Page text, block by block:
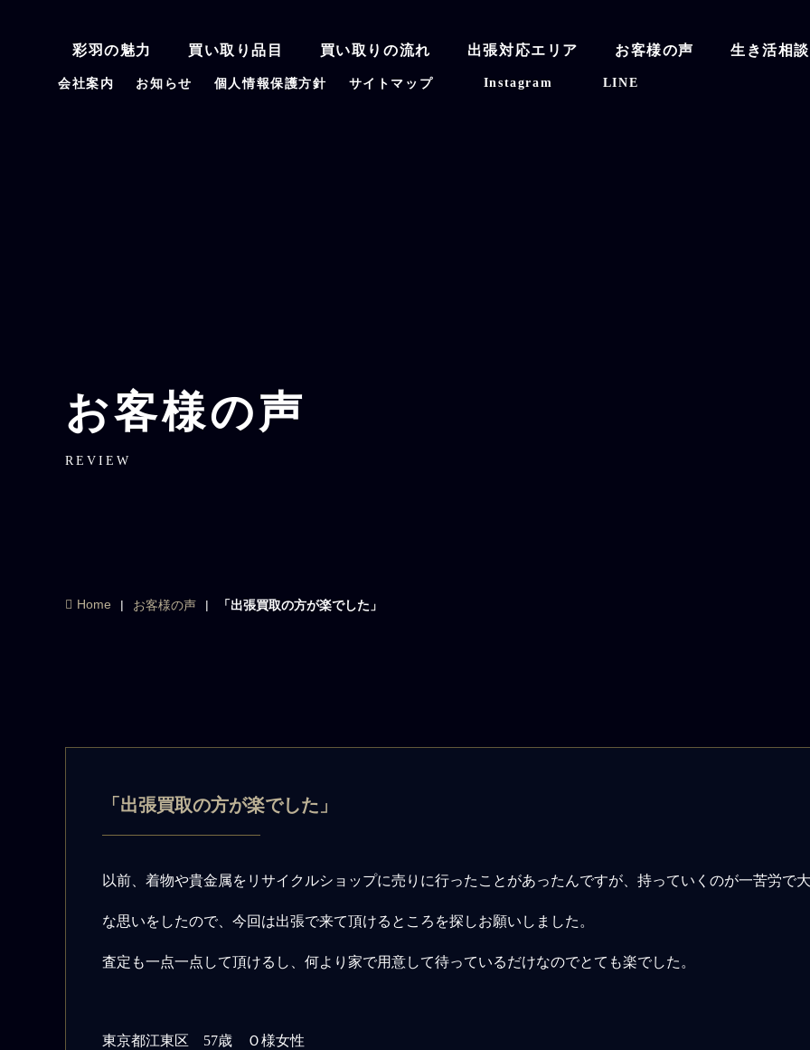
彩羽の魅力 買い取り品目 買い取りの流れ 出張対応エリア お客様の声 生き活相
会社案内 お知らせ 個人情報保護方針 サイトマップ Instagram LINE
お客様の声
REVIEW
Home お客様の声 「出張買取の方が楽でした」
「出張買取の方が楽でした」
以前、着物や貴金属をリサイクルショップに売りに行ったことがあったんですが、持っていくのが一苦労で
な思いをしたので、今回は出張で来て頂けるところを探しお願いしました。
査定も一点一点して頂けるし、何より家で用意して待っているだけなのでとても楽でした。
東京都江東区 57歳 Ｏ様女性